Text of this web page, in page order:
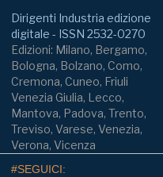
Dirigenti Industria edizione
digitale - ISSN 2532-0270
Edizioni: Milano, Bergamo,
Bologna, Bolzano, Como,
Cremona, Cuneo, Friuli
Venezia Giulia, Lecco,
Mantova, Padova, Trento,
Treviso, Varese, Venezia,
Verona, Vicenza
#SEGUICI: